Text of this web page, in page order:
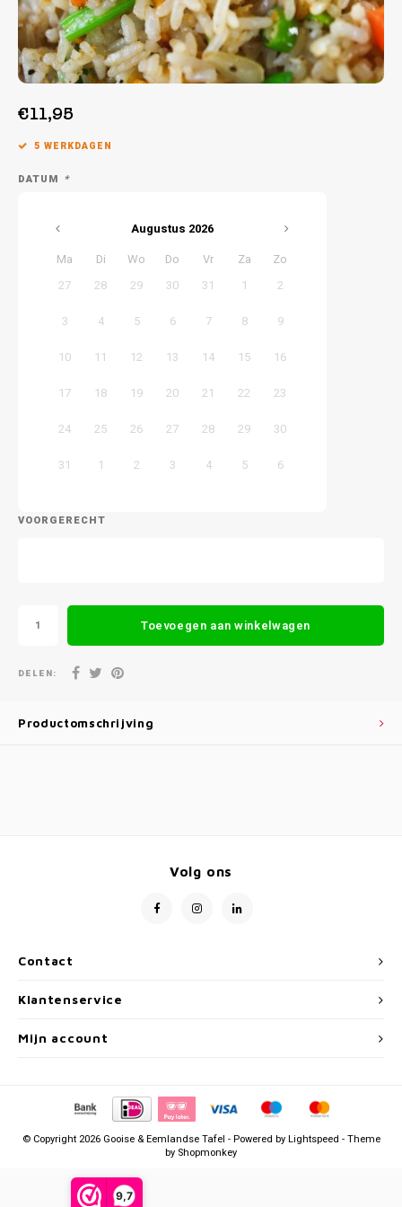
9,7
Week 39 | 21-09-2026 t/m 25-09-2026
€11,95
5 WERKDAGEN
DATUM *
Augustus 2026
Ma
Di Wo Do Vr Za
Zo
27
28 29 30 31 1 2
3 4 5 6 7 8 9
10 11 12 13 14 15 16
17 18 19 20 21 22 23
24 25 26 27 28 29 30
31 1 2 3 4 5 6
VOORGERECHT
Toevoegen aan winkelwagen
DELEN:
Productomschrijving
Contact
Volg ons
Klantenservice
Mijn account
© Copyright 2026 Gooise & Eemlandse Tafel - Powered byLightspeed - Theme
by Shopmonkey